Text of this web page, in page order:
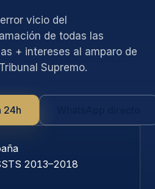
vicio del
de todas las
+ intereses al amparo de
Supremo.
24h
2013–2018